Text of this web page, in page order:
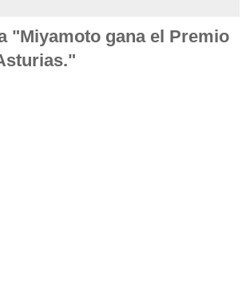
"Miyamoto gana el Premio